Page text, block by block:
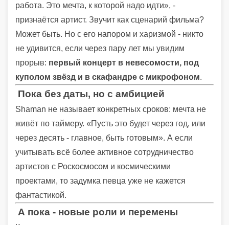
работа. Это мечта, к которой надо идти», -
признаётся артист. Звучит как сценарий фильма?
Может быть. Но с его напором и харизмой - никто
не удивится, если через пару лет мы увидим
прорыв: первый концерт в невесомости, под
куполом звёзд и в скафандре с микрофоном.
Пока без даты, но с амбицией
Shaman не называет конкретных сроков: мечта не
живёт по таймеру. «Пусть это будет через год, или
через десять - главное, быть готовым». А если
учитывать всё более активное сотрудничество
артистов с Роскосмосом и космическими
проектами, то задумка певца уже не кажется
фантастикой.
А пока - новые роли и перемены